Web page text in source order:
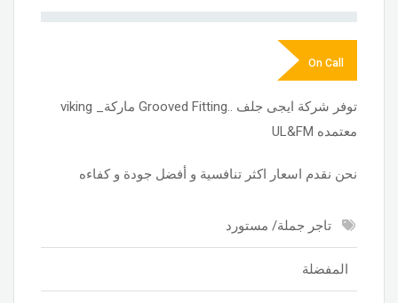
On Call
توفر شركة ايجى جلف ..Grooved Fitting ماركة_ viking
معتمده UL&FM
نحن نقدم اسعار اكثر تنافسية و أفضل جودة و كفاءه
تاجر جملة/ مستورد
المفضلة